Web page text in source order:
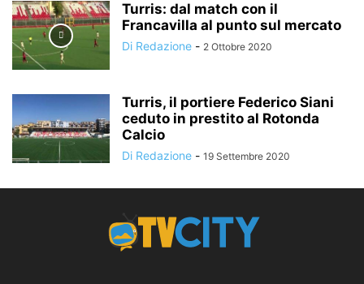
Turris: dal match con il
Francavilla al punto sul mercato
Di Redazione - 2 Ottobre 2020
Turris, il portiere Federico Siani
ceduto in prestito al Rotonda
Calcio
Di Redazione - 19 Settembre 2020